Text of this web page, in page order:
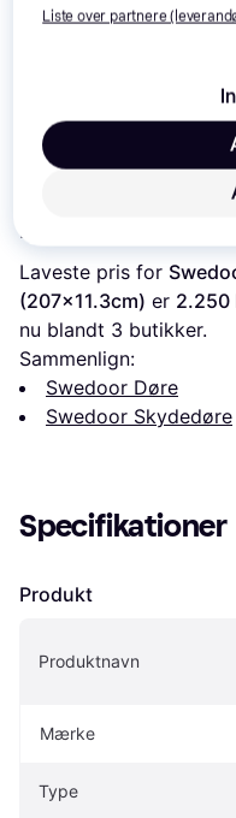
Smooth Compact
Skydedør S 0502-Y H
(100x220cm)
5.126 kr.
Læs om
Laveste pris for
(207x11.3cm) er 2.250
nu blandt 3 butikker.
Sammenlign:
Swedoor Døre
Swedoor Skydedøre
Specifikationer
Produkt
Produktnavn
Mærke
Type
Liste over partnere